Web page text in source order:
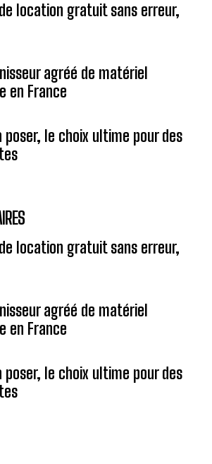
location gratuit sans erreur,
agréé de matériel
en France
poser, le choix ultime pour des
location gratuit sans erreur,
agréé de matériel
en France
poser, le choix ultime pour des